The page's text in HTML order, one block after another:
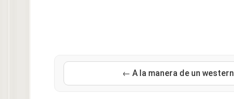
← A la manera de un western